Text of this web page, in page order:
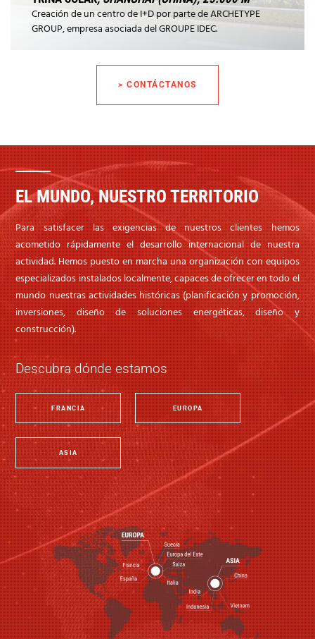
Creación de un centro de I+D por parte de ARCHETYPE
GROUP, empresa asociada del GROUPE IDEC.
> CONTÁCTANOS
EL MUNDO, NUESTRO TERRITORIO
Para satisfacer las exigencias de nuestros clientes hemos
acometido rápidamente el desarrollo internacional de nuestra
actividad. Hemos puesto en marcha una organización con equipos
especializados instalados localmente, capaces de ofrecer en todo el
mundo nuestras actividades históricas (planificación y promoción,
inversiones, diseño de soluciones energéticas, diseño y
construcción).
Descubra dónde estamos
FRANCIA EUROPA
ASIA